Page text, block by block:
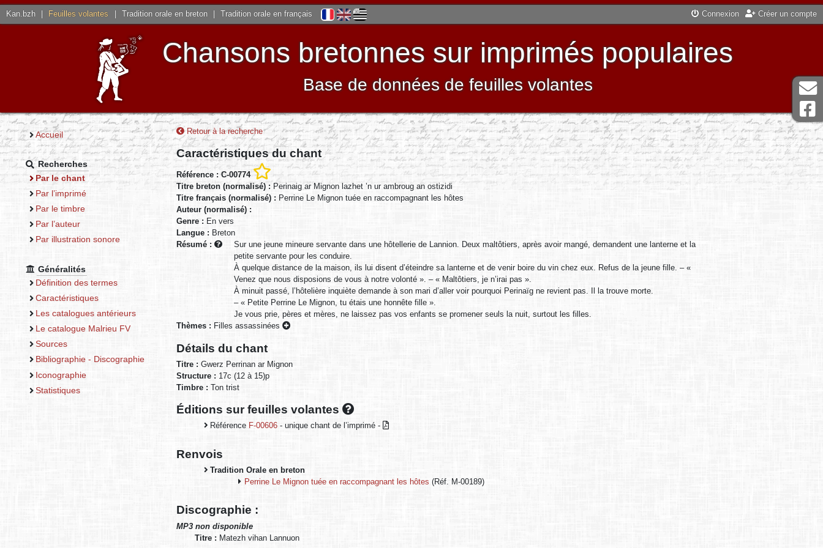
Kan.bzh Feuilles volantes Tradition orale en breton Tradition orale en français Connexion Créer un compte
Chansons bretonnes sur imprimés populaires
Base de données de feuilles volantes
Accueil
Recherches
Par le chant
Par l’imprimé
Par le timbre
Par l’auteur
Par illustration sonore
Généralités
Définition des termes
Caractéristiques
Les catalogues antérieurs
Le catalogue Malrieu FV
Sources
Bibliographie - Discographie
Iconographie
Statistiques
Retour à la recherche
Caractéristiques du chant
Référence : C-00774
Titre breton (normalisé) : Perinaig ar Mignon lazhet ’n ur ambroug an ostizidi
Titre français (normalisé) : Perrine Le Mignon tuée en raccompagnant les hôtes
Auteur (normalisé) :
Genre : En vers
Langue : Breton
Résumé :
Sur une jeune mineure servante dans une hôtellerie de Lannion. Deux maltôtiers, après avoir mangé, demandent une lanterne et la
petite servante pour les conduire.
À quelque distance de la maison, ils lui disent d’éteindre sa lanterne et de venir boire du vin chez eux. Refus de la jeune fille. – «
Venez que nous disposions de vous à notre volonté ». – « Maltôtiers, je n’irai pas ».
À minuit passé, l’hôtelière inquiète demande à son mari d’aller voir pourquoi Perinaïg ne revient pas. Il la trouve morte.
– « Petite Perrine Le Mignon, tu étais une honnête fille ».
Je vous prie, pères et mères, ne laissez pas vos enfants se promener seuls la nuit, surtout les filles.
Thèmes : Filles assassinées
Détails du chant
Titre : Gwerz Perrinan ar Mignon
Structure : 17c (12 à 15)p
Timbre : Ton trist
Éditions sur feuilles volantes
Référence F-00606 - unique chant de l’imprimé -
Renvois
Tradition Orale en breton
Perrine Le Mignon tuée en raccompagnant les hôtes (Réf. M-00189)
Discographie :
MP3 non disponible
Titre : Matezh vihan Lannuon